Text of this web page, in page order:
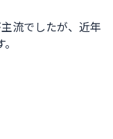
流でしたが、近年